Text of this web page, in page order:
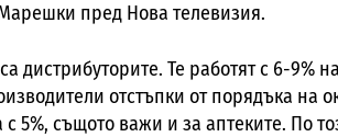
пред Нова телевизия.
дистрибуторите. Те работят с 6-9%
отстъпки от порядъка на
5%, същото важи и за аптеките. По